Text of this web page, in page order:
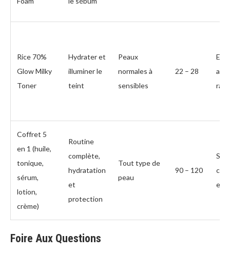
Rice 70%
Glow Milky
Toner
Hydrater et
illuminer le
teint
Peaux
normales à
sensibles
22 – 28
Coffret 5
en 1 (huile,
tonique,
sérum,
lotion,
crème)
Routine
complète,
hydratation
et
protection
Tout type de
peau
90 – 120
Foire Aux Questions